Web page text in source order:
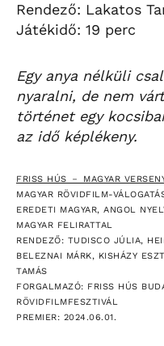
Rendező: Lakatos
Játékidő: 19 perc
Egy anya nélküli
nyaralni, de nem
történet egy
az idő képlékeny.
FRISS HÚS － MAGYAR
MAGYAR RÖVIDFILM-
EREDETI MAGYAR, ANGOL
MAGYAR FELIRATTAL
RENDEZŐ: TUDISCO JÚLIA,
BELEZNAI MÁRK, KISHÁZY
TAMÁS
FORGALMAZÓ: FRISS HÚS
RÖVIDFILMFESZTIVÁL
PREMIER: 2024.06.01.